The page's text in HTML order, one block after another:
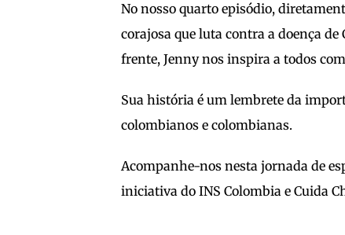
No nosso quarto episódio,
corajosa que luta contra a doença
frente, Jenny nos inspira a todos
Sua história é um lembrete da
colombianos e colombianas.
Acompanhe-nos nesta jornada de
iniciativa do INS Colombia e Cuida